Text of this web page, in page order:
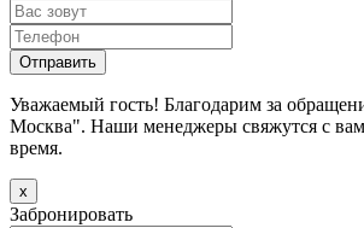
Уважаемый гость! Благодарим за
Москва". Наши менеджеры свяжутся с
время.
х
Забронировать